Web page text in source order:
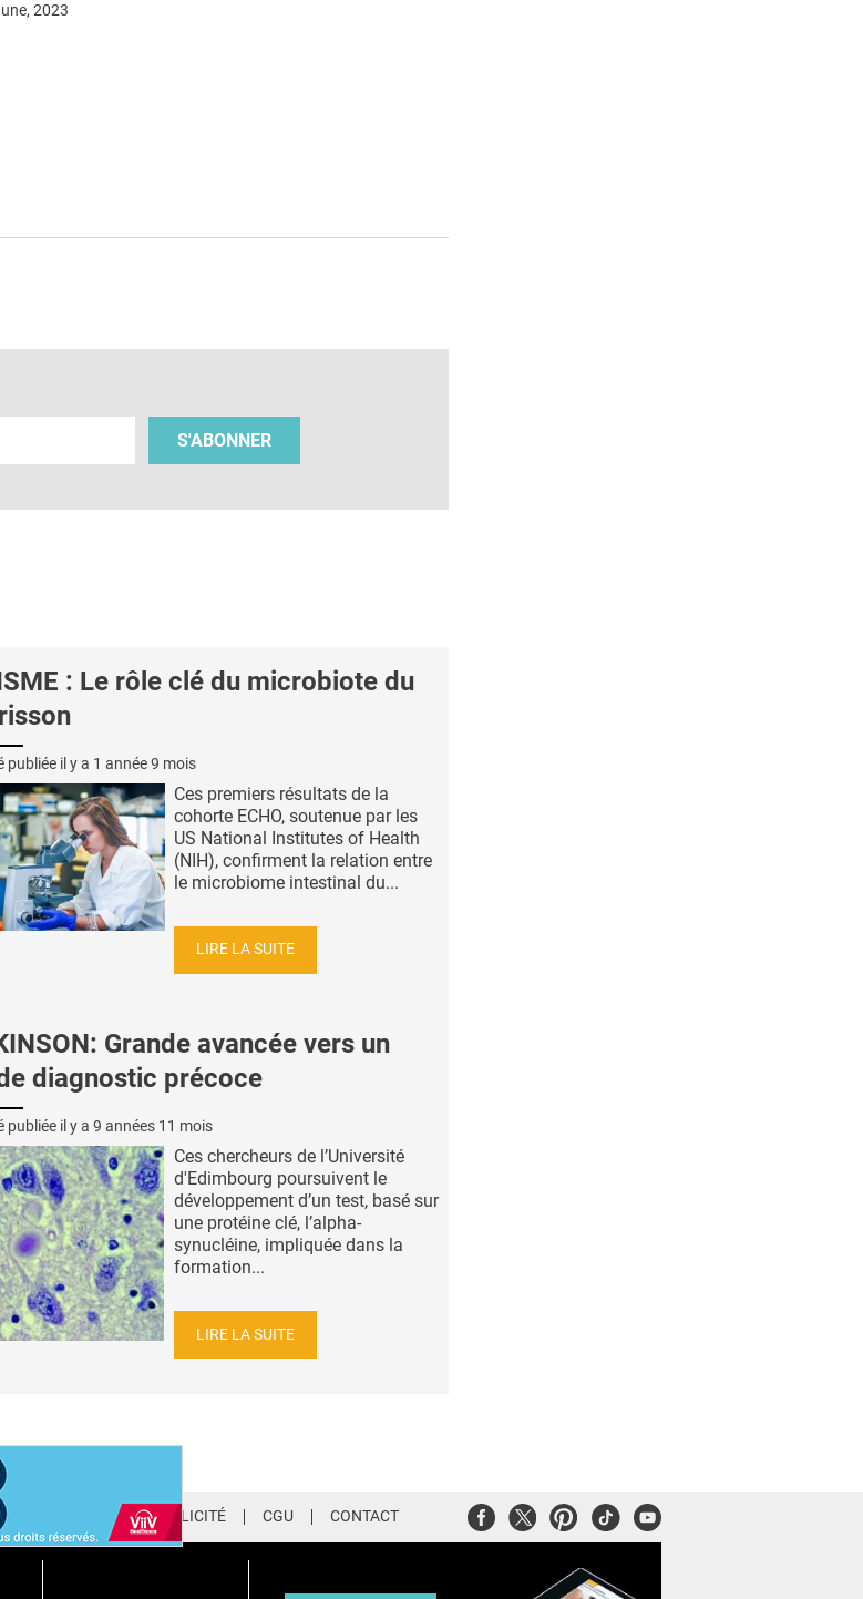
2023
S'ABONNER
: Le rôle clé du microbiote du
publiée il y a 1 année 9 mois
Ces premiers résultats de la
cohorte ECHO, soutenue par les
US National Institutes of Health
(NIH), confirment la relation entre
le microbiome intestinal du...
LIRE LA SUITE
Grande avancée vers un
diagnostic précoce
publiée il y a 9 années 11 mois
Ces chercheurs de l’Université
d'Edimbourg poursuivent le
développement d’un test, basé sur
une protéine clé, l’alpha-
synucléine, impliquée dans la
formation...
LIRE LA SUITE
NOUS ? PUBLICITÉ CGU CONTACT FacebookTwitterPinterest
TiktokYoutube